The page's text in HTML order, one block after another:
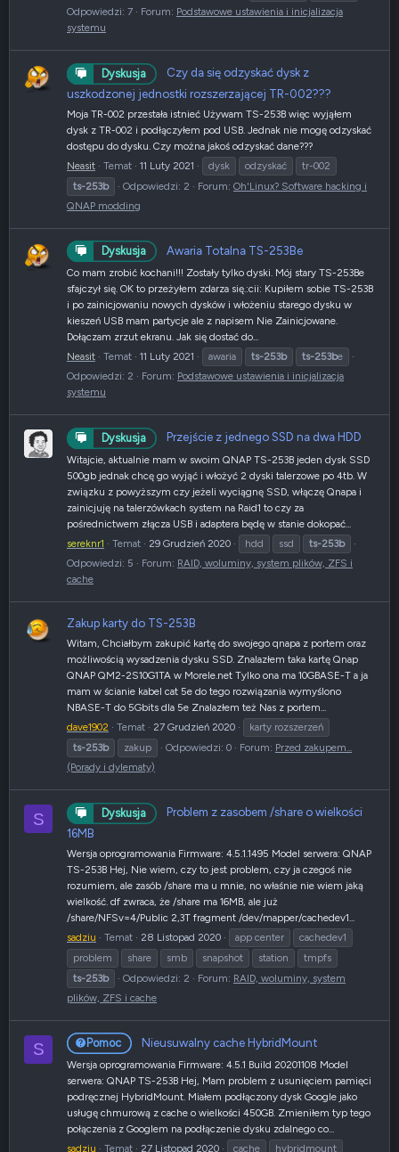
Odpowiedzi: 7
Forum: Podstawowe ustawienia i inicjalizacja
systemu
Dyskusja
Czy da się odzyskać dysk z
uszkodzonej jednostki rozszerzającej TR-002???
Moja TR-002 przestała istnieć Używam TS-253B więc wyjąłem
dysk z TR-002 i podłączyłem pod USB. Jednak nie mogę odzyskać
dostępu do dysku. Czy można jakoś odzyskać dane???
Neasit
Temat 11 Luty 2021 dysk odzyskać
tr-002
ts-253b
Odpowiedzi: 2 Forum: Oh'Linux? Software hacking i
QNAP modding
Dyskusja Awaria Totalna TS-253Be
Co mam zrobić kochani!!! Zostały tylko dyski. Mój stary TS-253Be
sfajczył się. OK to przeżyłem zdarza się.:cii: Kupiłem sobie TS-253B
i po zainicjowaniu nowych dysków i włożeniu starego dysku w
kieszeń USB mam partycje ale z napisem Nie Zainicjowane.
Dołączam zrzut ekranu. Jak się dostać do...
Neasit
Temat 11 Luty 2021 awaria ts-253b ts-253be
Odpowiedzi: 2
Forum: Podstawowe ustawienia i inicjalizacja
systemu
Dyskusja Przejście z jednego SSD na dwa HDD
Witajcie, aktualnie mam w swoim QNAP TS-253B jeden dysk SSD
500gb jednak chcę go wyjąć i włożyć 2 dyski talerzowe po 4tb. W
związku z powyższym czy jeżeli wyciągnę SSD, włączę Qnapa i
zainicjuję na talerzówkach system na Raid1 to czy za
pośrednictwem złącza USB i adaptera będę w stanie dokopać...
sereknr1
Temat 29 Grudzień 2020 hdd ssd
ts-253b
Odpowiedzi: 5
Forum: RAID, woluminy, system plików, ZFS i
cache
Zakup karty do TS-253B
Witam, Chciałbym zakupić kartę do swojego qnapa z portem oraz
możliwością wysadzenia dysku SSD. Znalazłem taka kartę Qnap
QNAP QM2-2S10G1TA w Morele.net Tylko ona ma 10GBASE-T a ja
mam w ścianie kabel cat 5e do tego rozwiązania wymyślono
NBASE-T do 5Gbits dla 5e Znalazłem też Nas z portem...
dave1902
Temat 27 Grudzień 2020
karty rozszerzeń
ts-253b
zakup Odpowiedzi: 0 Forum: Przed zakupem...
(Porady i dylematy)
S Dyskusja
Problem z zasobem /share o wielkości
16MB
Wersja oprogramowania Firmware: 4.5.1.1495 Model serwera: QNAP
TS-253B Hej, Nie wiem, czy to jest problem, czy ja czegoś nie
rozumiem, ale zasób /share ma u mnie, no właśnie nie wiem jaką
wielkość. df zwraca, że /share ma 16MB, ale już
/share/NFSv=4/Public 2,3T fragment /dev/mapper/cachedev1...
sadziu
Temat 28 Listopad 2020 app center
cachedev1
problem
share smb snapshot station
tmpfs
ts-253b
Odpowiedzi: 2 Forum: RAID, woluminy, system
plików, ZFS i cache
S Pomoc Nieusuwalny cache HybridMount
Wersja oprogramowania Firmware: 4.5.1 Build 20201108 Model
serwera: QNAP TS-253B Hej, Mam problem z usunięciem pamięci
podręcznej HybridMount. Miałem podłączony dysk Google jako
usługę chmurową z cache o wielkości 450GB. Zmieniłem typ tego
połączenia z Googlem na podłączenie dysku zdalnego co...
sadziu
Temat 27 Listopad 2020 cache hybridmount